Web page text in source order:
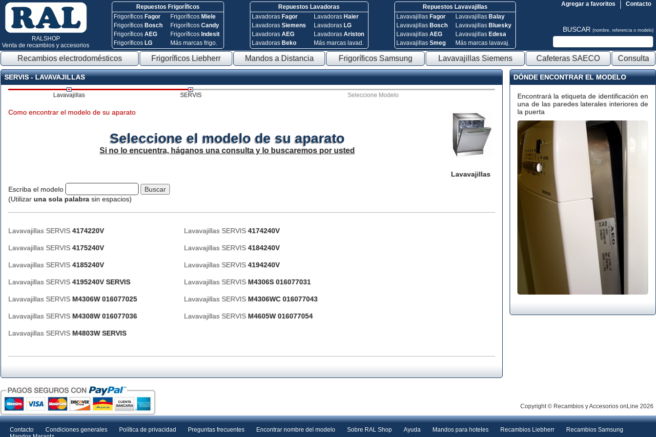
RALSHOP
Venta de recambios y accesorios
Repuestos Frigoríficos
Frigoríficos Fagor
Frigoríficos Bosch
FrigoríficosAEG
Frigoríficos LG
Frigoríficos Miele
FrigoríficosCandy
Frigoríficos Indesit
Más marcas frigo.
Repuestos Lavadoras
Lavadoras Fagor
Lavadoras Siemens
Lavadoras AEG
Lavadoras Beko
Lavadoras Haier
Lavadoras LG
Lavadoras Ariston
Más marcas lavad.
Repuestos Lavavajillas
Lavavajillas Fagor
Lavavajillas Bosch
Lavavajillas AEG
Lavavajillas Smeg
Lavavajillas Balay
Lavavajillas Bluesky
Lavavajillas Edesa
Más marcas lavavaj.
Contacto
Agregar a favoritos
BUSCAR (nombre, referencia o modelo)
Recambios electrodomésticos Frigoríficos Liebherr Mandos a Distancia Frigoríficos Samsung Lavavajillas Siemens Cafeteras SAECO Consulta
SERVIS - LAVAVAJILLAS
Lavavajillas SERVIS Seleccione Modelo
Lavavajillas
Como encontrar el modelo de su aparato
Seleccione el modelo de su aparato
Si no lo encuentra, háganos una consulta y lo buscaremos por usted
Escriba el modelo
(Utilizar una sola palabra sin espacios)
Lavavajillas SERVIS 4174220V Lavavajillas SERVIS 4174240V
Lavavajillas SERVIS 4175240V Lavavajillas SERVIS 4184240V
Lavavajillas SERVIS 4185240V Lavavajillas SERVIS 4194240V
Lavavajillas SERVIS 4195240V SERVIS Lavavajillas SERVIS M4306S 016077031
Lavavajillas SERVIS M4306W 016077025 Lavavajillas SERVIS M4306WC 016077043
Lavavajillas SERVIS M4308W 016077036 Lavavajillas SERVIS M4605W 016077054
Lavavajillas SERVIS M4803W SERVIS
DÓNDE ENCONTRAR EL MODELO
Encontrará la etiqueta de identificación en
una de las paredes laterales interiores de
la puerta
Copyright © Recambios y Accesorios onLine 2026
Contacto Condiciones generales Política de privacidad Preguntas frecuentes Encontrar nombre del modelo Sobre RAL Shop Ayuda Mandos para hoteles Recambios Liebherr
Recambios Samsung